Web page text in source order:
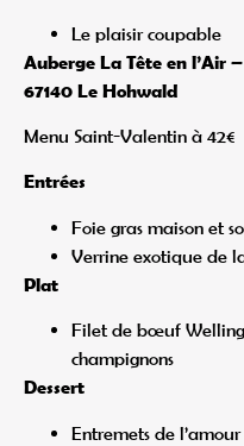
Le plaisir coupable
Auberge La Tête en l’Air
67140 Le Hohwald
Menu Saint-Valentin à 42€
Entrées
Foie gras maison et
Verrine exotique de
Plat
Filet de bœuf
champignons
Dessert
Entremets de l’amour